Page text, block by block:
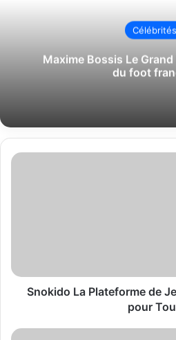
Célébrités
Maxime Bossis Le
du foot
Snokido
pour
TousSnokido La Plateforme de
pour
Tyson